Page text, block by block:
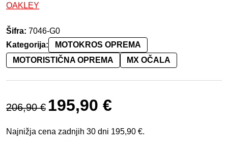
OAKLEY
Šifra: 7046-G0
Kategorija:
MOTOKROS OPREMA
MOTORISTIČNA OPREMA
MX OČALA
206,90€
Izvirna cena je bila: 206,90 €.
195,90 €
Najnižja cena zadnjih 30 dni 195,90 €.